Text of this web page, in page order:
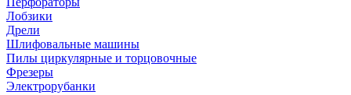
Лобзики
Дрели
Шлифовальные машины
Пилы циркулярные и торцовочные
Фрезеры
Электрорубанки